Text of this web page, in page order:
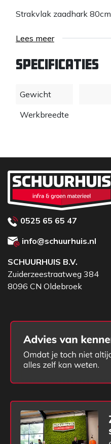
Strakvlak zaadhark 80cm
Lees meer
Specificaties
Gewicht
Werkbreedte
0525 65 65 47
info@schuurhuis.nl
SCHUURHUIS B.V.
Zuiderzeestraatweg 384
8096 CN Oldebroek